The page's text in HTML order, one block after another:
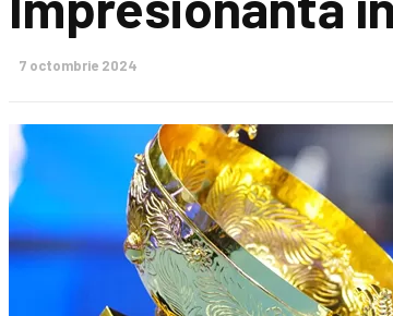
7 octombrie 2024